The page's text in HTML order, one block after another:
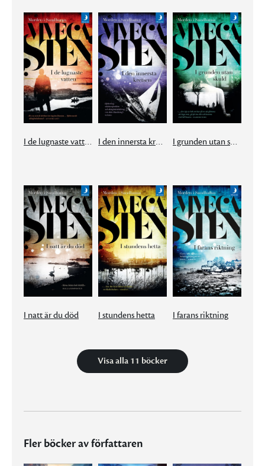
I de lugnaste vatten I den innersta kretsen I grunden utan skuld
I natt är du död I stundens hetta I farans riktning
Visa alla 11 böcker
Fler böcker av författaren